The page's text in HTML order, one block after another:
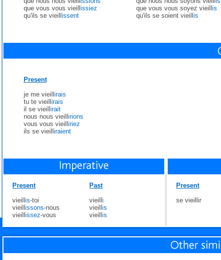
que vous vous vieill issiez
qu'ils se vieill issent
que vous vous soyez vieill is
qu'ils se soient vieill is
Present
je me vieill irais
tu te vieill irais
il se vieill irait
nous nous vieill irions
vous vous vieill iriez
ils se vieill iraient
Present
vieill is-toi
vieill issons-nous
vieill issez-vous
Past
vieill i
vieill is
vieill is
Present
se vieillir